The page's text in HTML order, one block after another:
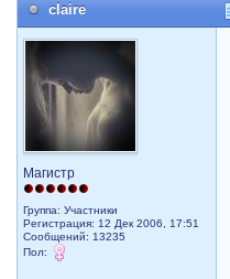
claire
Магистр
Группа: Участники
Регистрация: 12 Дек 2006, 17:51
Сообщений: 13235
Пол: